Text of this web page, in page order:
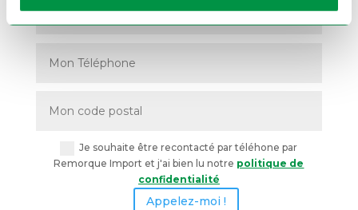
Je souhaite être recontacté par téléhone par
Remorque Import et j'ai bien lu notre politique de
confidentialité
Appelez-moi !